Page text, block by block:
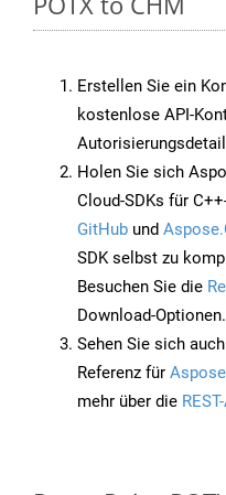
Erstellen Sie ein
kostenlose API-
Holen Sie sich
Cloud-SDKs für
GitHub und
SDK selbst zu
Besuchen Sie die
Download-Optionen.
Sehen Sie sich
Referenz für
mehr über die